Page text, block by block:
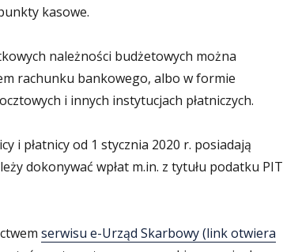
kasowe.
należności budżetowych można
rachunku bankowego, albo w formie
i innych instytucjach płatniczych.
i płatnicy od 1 stycznia 2020 r. posiadają
dokonywać wpłat m.in. z tytułu podatku
serwisu e-Urząd Skarbowy (link otwiera